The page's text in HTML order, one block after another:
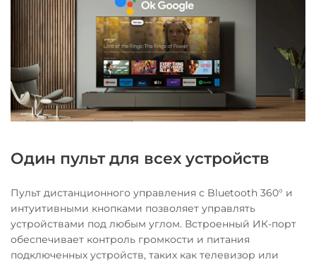
Один пульт для всех устройств
Пульт дистанционного управления с Bluetooth 360° и
интуитивными кнопками позволяет управлять
устройствами под любым углом. Встроенный ИК-порт
обеспечивает контроль громкости и питания
подключенных устройств, таких как телевизор или